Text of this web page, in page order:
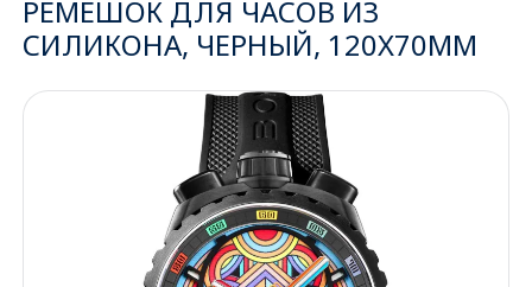
Ижевск
Владивосток
РЕМЕШОК ДЛЯ ЧАСОВ ИЗ
СИЛИКОНА, ЧЕРНЫЙ, 120X70ММ